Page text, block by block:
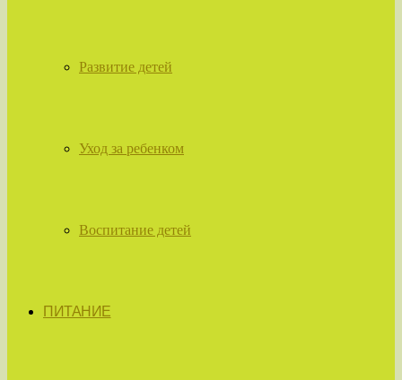
Развитие детей
Уход за ребенком
Воспитание детей
ПИТАНИЕ